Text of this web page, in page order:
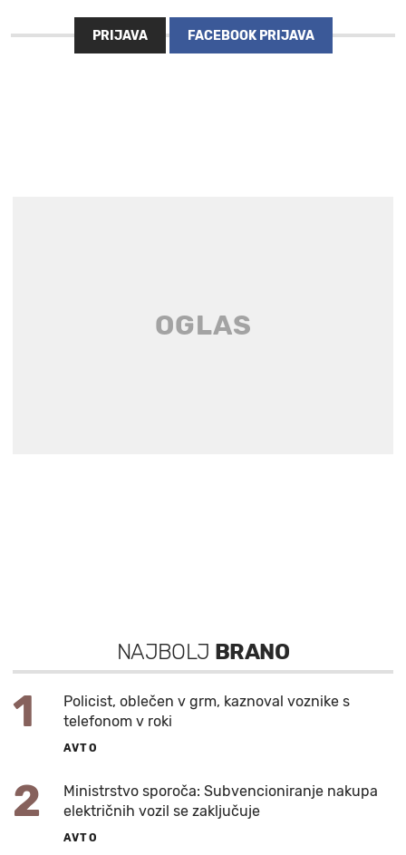
PRIJAVA FACEBOOK PRIJAVA
NAJBOLJ BRANO
1
Policist, oblečen v grm, kaznoval voznike s
telefonom v roki
AVTO
2
Ministrstvo sporoča: Subvencioniranje nakupa
električnih vozil se zaključuje
AVTO